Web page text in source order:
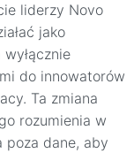
liderzy Novo
jako
do innowatorów
Ta zmiana
rozumienia w
poza dane, aby